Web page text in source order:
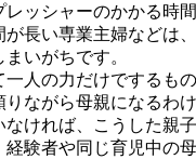
レッシャーのかかる時
が長い専業主婦などは
いがちです。
人の力だけでするも
りながら母親になるわ
なければ、こうした親
経験者や同じ育児中の